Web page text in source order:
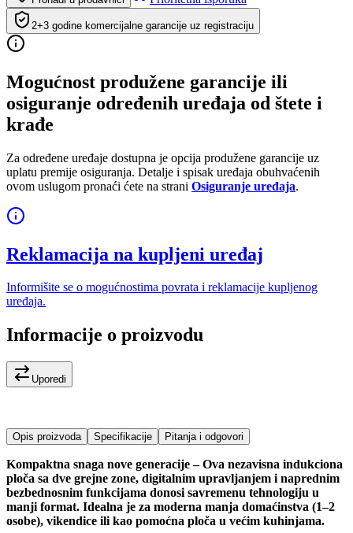
2+3 godine komercijalne garancije uz registraciju
Mogućnost produžene garancije ili
osiguranje određenih uređaja od štete i
krađe
Za određene uređaje dostupna je opcija produžene garancije uz
uplatu premije osiguranja. Detalje i spisak uređaja obuhvaćenih
ovom uslugom pronaći ćete na strani Osiguranje uređaja.
Reklamacija na kupljeni uređaj
Informišite se o mogućnostima povrata i reklamacije kupljenog
uređaja.
Informacije o proizvodu
Uporedi
Opis proizvoda Specifikacije Pitanja i odgovori
Kompaktna snaga nove generacije – Ova nezavisna indukciona
ploča sa dve grejne zone, digitalnim upravljanjem i naprednim
bezbednosnim funkcijama donosi savremenu tehnologiju u
manji format. Idealna je za moderna manja domaćinstva (1–2
osobe), vikendice ili kao pomoćna ploča u većim kuhinjama.